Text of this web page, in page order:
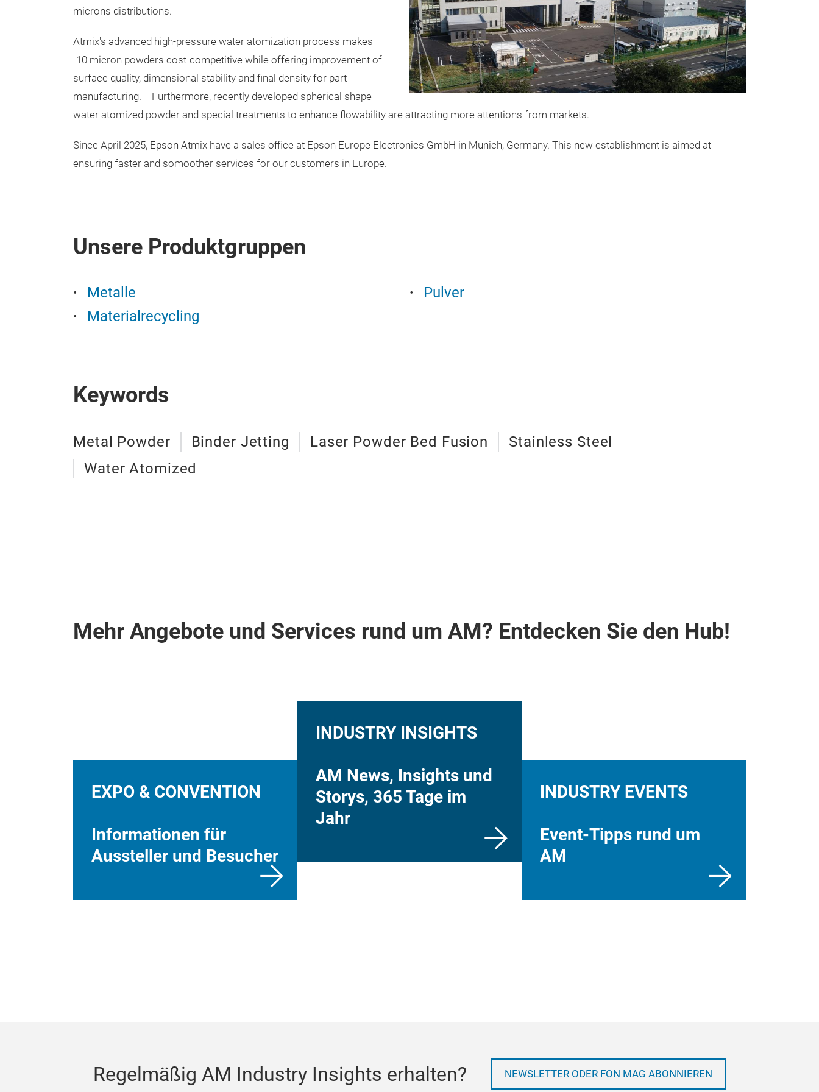
microns distributions.
Atmix's advanced high-pressure water atomization process makes
-10 micron powders cost-competitive while offering improvement of
surface quality, dimensional stability and final density for part
manufacturing.
Furthermore, recently developed spherical shape
water atomized powder and special treatments to enhance flowability are attracting more attentions from markets.
Since April 2025, Epson Atmix have a sales office at Epson Europe Electronics GmbH in Munich, Germany. This new establishment is aimed at
ensuring faster and somoother services for our customers in Europe.
Unsere Produktgruppen
Metalle
Pulver
Materialrecycling
Keywords
Metal Powder Binder Jetting Laser Powder Bed Fusion
Stainless Steel
Water Atomized
Mehr Angebote und Services rund um AM? Entdecken Sie den Hub!
EXPO & CONVENTION
Informationen für
Aussteller und Besucher
INDUSTRY INSIGHTS
AM News, Insights und
Storys, 365 Tage im
Jahr
INDUSTRY EVENTS
Event-Tipps rund um
AM
Regelmäßig AM Industry Insights erhalten? NEWSLETTER ODER FON MAG ABONNIEREN